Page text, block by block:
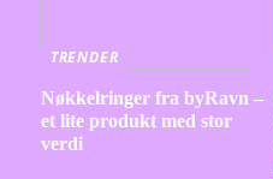
TRENDER
Nøkkelringer fra byRavn –
et lite produkt med stor
verdi